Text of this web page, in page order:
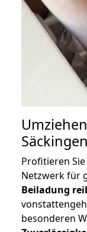
Säckingen
Profitieren
Netzwerk für
Beiladung
besonderen